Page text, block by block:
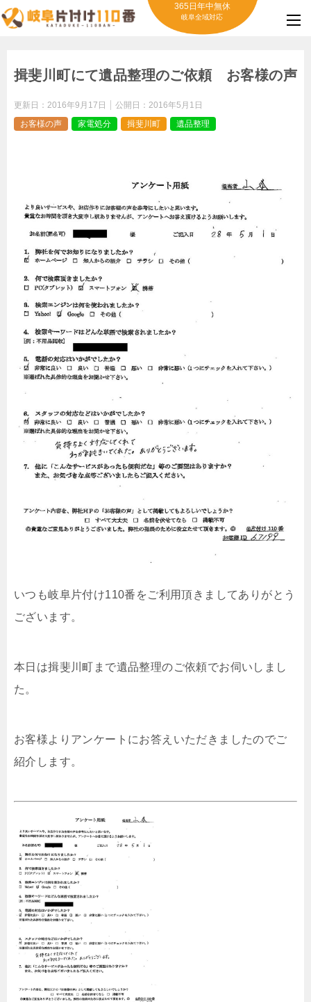
365日年中無休
岐阜全域対応
揖斐川町にて遺品整理のご依頼 お客様の声
更新日： 2016年9月17日 公開日： 2016年5月1日
お客様の声
家電処分 揖斐川町 遺品整理
いつも岐阜片付け110番をご利用頂きましてありがとう
ございます。
本日は揖斐川町まで遺品整理のご依頼でお伺いしまし
た。
お客様よりアンケートにお答えいただきましたのでご
紹介します。